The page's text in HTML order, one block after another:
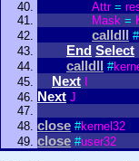
Attr =
Mask =
calldll #
End Select
calldll #
Next
Next J
close #kernel32
close #user32